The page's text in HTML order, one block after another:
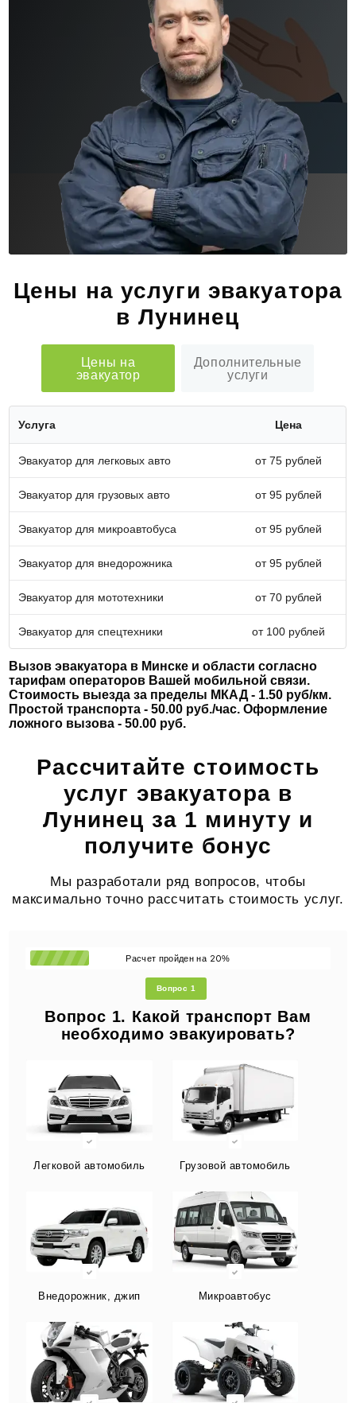
Цены на услуги эвакуатора
в Лунинец
Цены на
эвакуатор
Дополнительные
услуги
Услуга Цена
Эвакуатор для легковых авто от 75 рублей
Эвакуатор для грузовых авто от 95 рублей
Эвакуатор для микроавтобуса от 95 рублей
Эвакуатор для внедорожника от 95 рублей
Эвакуатор для мототехники от 70 рублей
Эвакуатор для спецтехники от 100 рублей
Вызов эвакуатора в Минске и области согласно
тарифам операторов Вашей мобильной связи.
Стоимость выезда за пределы МКАД - 1.50 руб/км.
Простой транспорта - 50.00 руб./час. Оформление
ложного вызова - 50.00 руб.
Рассчитайте стоимость
услуг эвакуатора в
Лунинец за 1 минуту и
получите бонус
Мы разработали ряд вопросов, чтобы
максимально точно рассчитать стоимость услуг.
Расчет пройден на 20%
Вопрос 1
Вопрос 1. Какой транспорт Вам
необходимо эвакуировать?
Легковой автомобиль Грузовой автомобиль
Внедорожник, джип Микроавтобус